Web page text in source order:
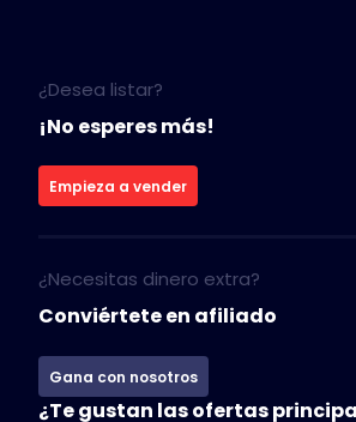
¿Desea listar?
¡No esperes más!
Empieza a vender
¿Necesitas dinero extra?
Conviértete en afiliado
Gana con nosotros
¿Te gustan las ofertas